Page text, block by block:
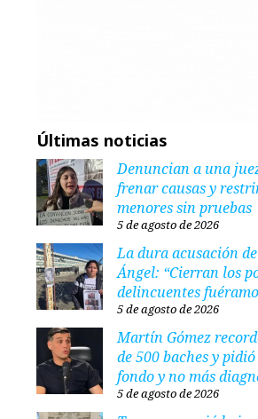
Últimas noticias
Denuncian a una
frenar causas y
menores sin pruebas
5 de agosto de 2026
La dura acusación
Ángel: “Cierran los
delincuentes
5 de agosto de 2026
Martín Gómez
de 500 baches y
fondo y no más
5 de agosto de 2026